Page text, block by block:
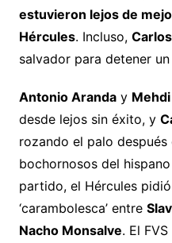
estuvieron lejos de
Hércules. Incluso,
salvador para detener
Antonio Aranday
desde lejos sin éxito, y
rozando el palo
bochornosos del
partido, el Hércules
‘carambolesca’ entre
Nacho Monsalve. El